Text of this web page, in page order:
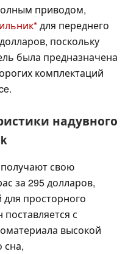
приводом,
для переднего
поскольку
была предназначена
комплектаций
надувного
свою
за 295 долларов,
просторного
с
высокой
сна,